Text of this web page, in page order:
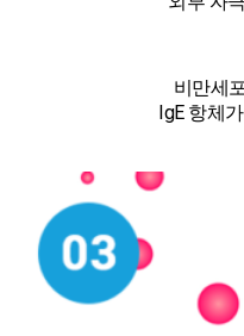
비만세
IgE 항체